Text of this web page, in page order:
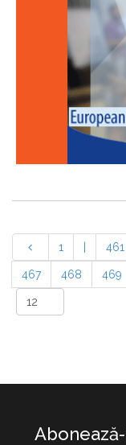
1 461
467 468 469